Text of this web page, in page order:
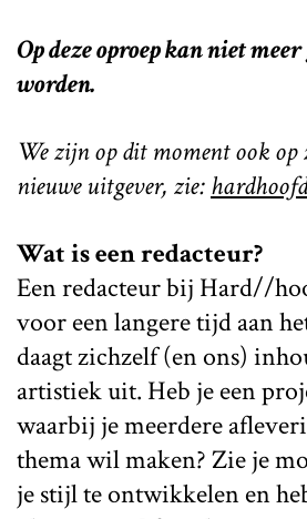
Op deze oproep kan niet
worden.
We zijn op dit moment ook op
nieuwe uitgever, zie:
Wat is een redacteur?
Een redacteur bij Hard//
voor een langere tijd aan
daagt zichzelf (en ons)
artistiek uit. Heb je een
waarbij je meerdere
thema wil maken? Zie je
je stijl te ontwikkelen en